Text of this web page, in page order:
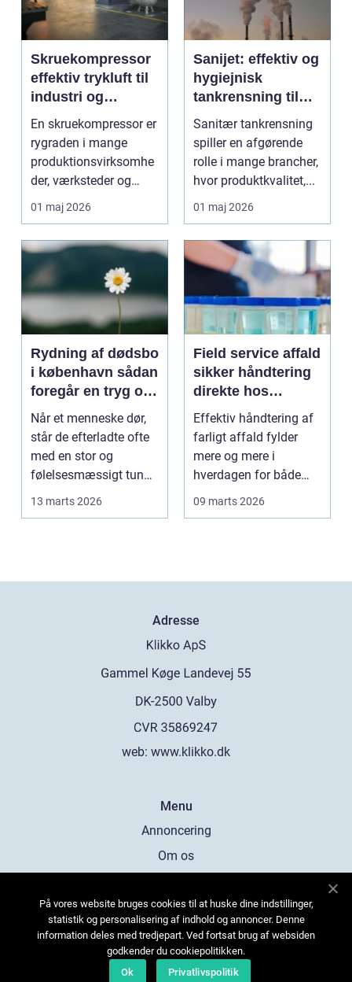
Skruekompressor
effektiv trykluft til
industri og
værksted
En skruekompressor er
rygraden i mange
produktionsvirksomhe
der, værksteder og
autohuse. Den leverer
01 maj 2026
Sanijet: effektiv og
hygiejnisk
tankrensning til
krævende
industrier
Sanitær tankrensning
spiller en afgørende
rolle i mange brancher,
hvor produktkvalitet,...
01 maj 2026
Rydning af dødsbo
i københavn sådan
foregår en tryg og
effektiv proces
Når et menneske dør,
står de efterladte ofte
med en stor og
følelsesmæssigt tung
opgave: at få rydde...
13 marts 2026
Field service affald
sikker håndtering
direkte hos
virksomheden
Effektiv håndtering af
farligt affald fylder
mere og mere i
hverdagen for både
produktionsvirksomhe
09 marts 2026
Adresse
web: www.klikko.dk
Menu
Annoncering
Om os
Kontakt os
Sitemap
På vores website bruges cookies til at huske dine indstillinger,
statistik og personalisering af indhold og annoncer. Denne
information deles med tredjepart. Ved fortsat brug af websiden
godkender du cookiepolitikken.
Ok
Privatlivspolitik